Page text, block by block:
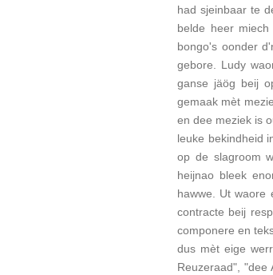
had sjeinbaar te
belde heer
bongo's oonder
gebore. Ludy
ganse jäög beij
gemaak mèt
en dee meziek is
leuke bekindheid
op de slagroom
heijnao bleek
hawwe. Ut waore
contracte beij
componere en
dus mèt eige
Reuzeraad", "dee